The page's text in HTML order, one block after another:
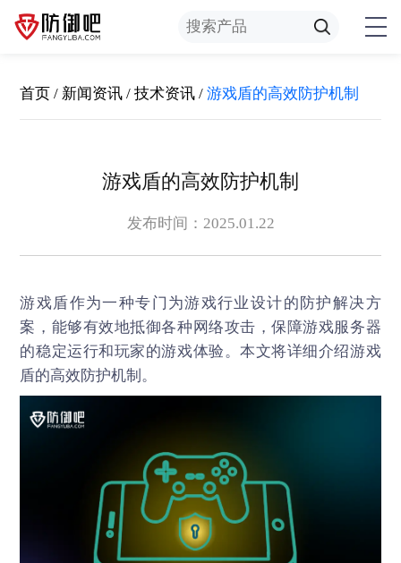
首页 / 新闻资讯 /技术资讯 /游戏盾的高效防护机制
游戏盾的高效防护机制
发布时间：2025.01.22
游戏盾作为一种专门为游戏行业设计的防护解决方
案，能够有效地抵御各种网络攻击，保障游戏服务器
的稳定运行和玩家的游戏体验。本文将详细介绍游戏
盾的高效防护机制。